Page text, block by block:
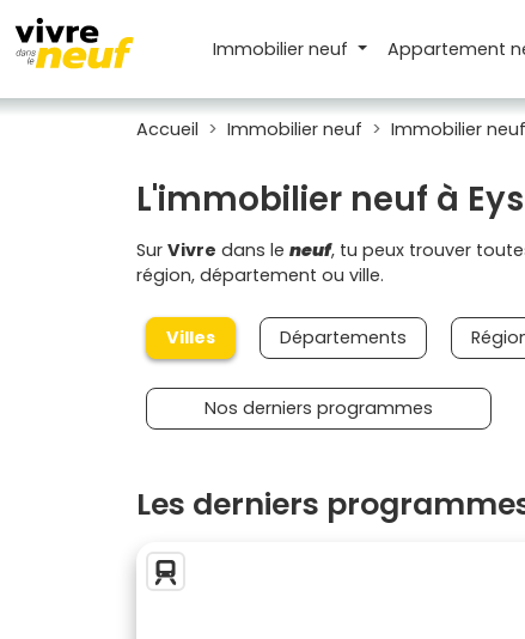
Immobilier neuf Appartement
Accueil Immobilier neuf Immobilier
L'immobilier neuf à
Sur Vivre dans le neuf, tu peux trouver
région, département ou ville.
Villes Départements
Nos derniers programmes
Les derniers